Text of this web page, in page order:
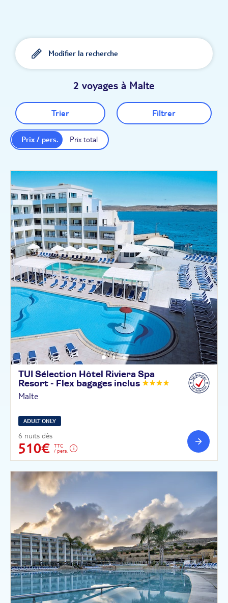
Modifier la recherche
2 voyages à Malte
Trier Filtrer
Prix total
Prix / pers.
TUI Sélection Hôtel Riviera Spa
Resort - Flex bagages inclus
Malte
ADULT ONLY
6 nuits dès
510€
TTC
/ pers.